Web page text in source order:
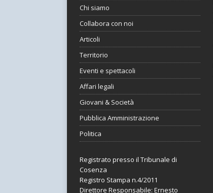
Chi siamo
Collabora con noi
Articoli
Territorio
Eventi e spettacoli
Affari legali
Giovani & Società
Pubblica Amministrazione
Politica
Registrato presso il Tribunale di
Cosenza
Registro Stampa n.4/2011
Direttore Responsabile: Ernesto